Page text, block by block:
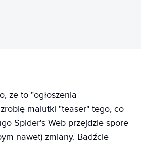
że to "ogłoszenia
malutki "teaser" tego, co
Spider's Web przejdzie spore
nawet) zmiany. Bądźcie